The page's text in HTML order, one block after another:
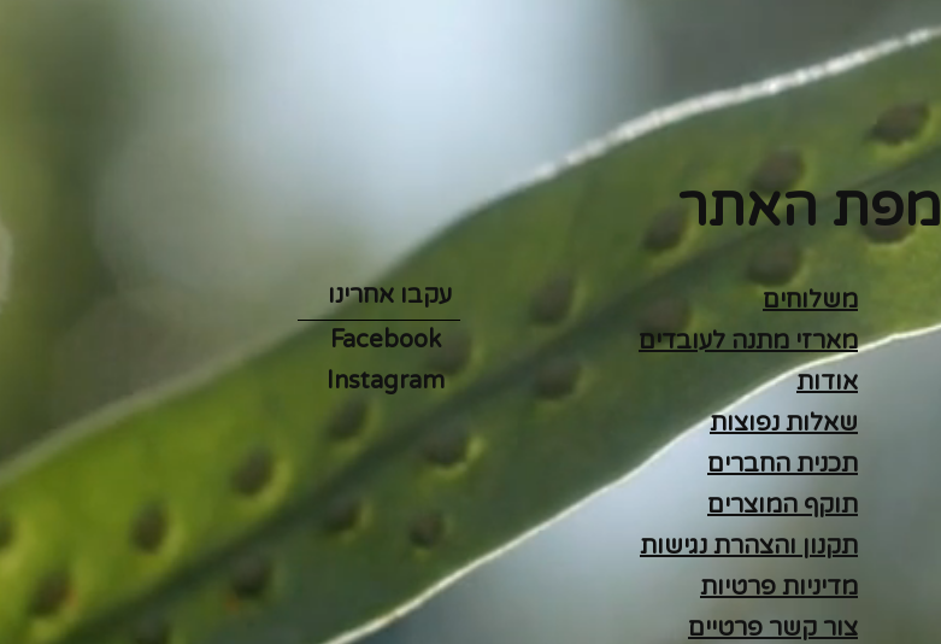
מפת האתר
עקבו אחרינו
Facebook
Instagram
משלוחים
מארזי מתנה לעובדים
אודות
שאלות נפוצות
תכנית החברים
תוקף המוצרים
תקנון והצהרת נגישות
מדיניות פרטיות
צור קשר פרטיים